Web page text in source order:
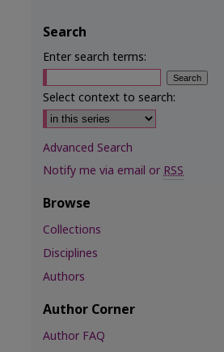
Search
Enter search terms:
Select context to search:
Advanced Search
Notify me via email orRSS
Browse
Collections
Disciplines
Authors
Author Corner
Author FAQ